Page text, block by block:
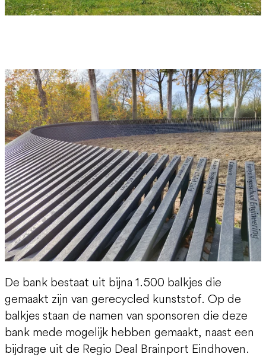
De bank bestaat uit bijna 1.500 balkjes die
gemaakt zijn van gerecycled kunststof. Op de
balkjes staan de namen van sponsoren die deze
bank mede mogelijk hebben gemaakt, naast een
bijdrage uit de Regio Deal Brainport Eindhoven.